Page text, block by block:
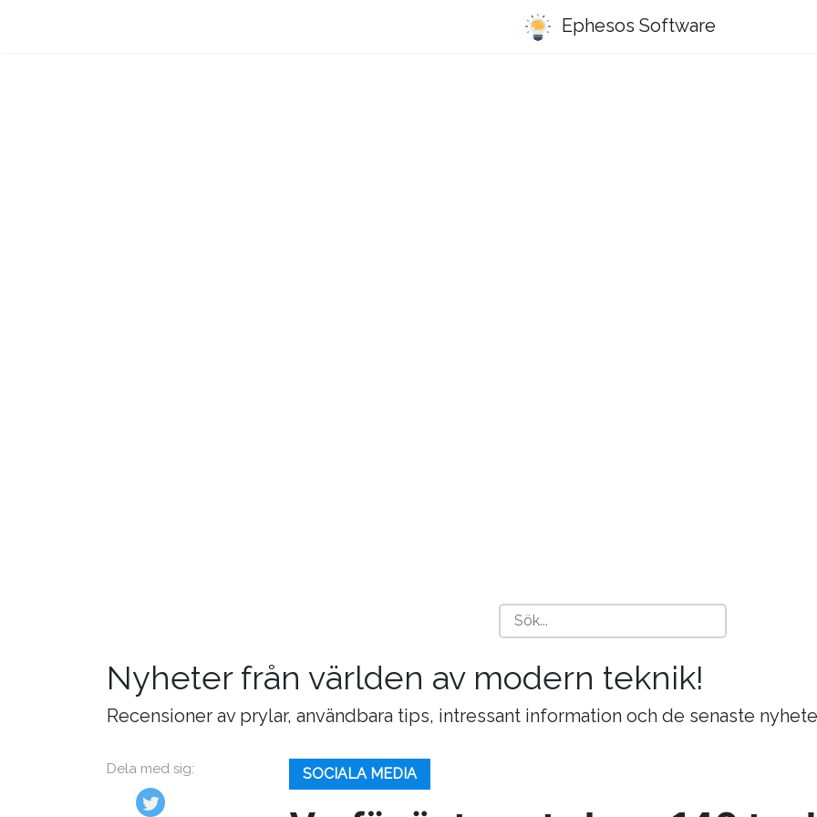
Ephesos Software
Nyheter från världen av modern teknik!
Recensioner av prylar, användbara tips, intressant information och de senaste
Dela med sig: SOCIALA MEDIA